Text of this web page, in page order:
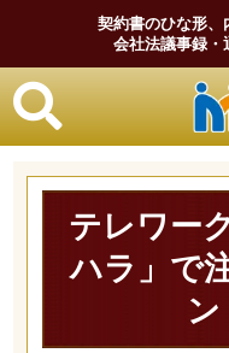
契約書のひな形、
会社法議事録・
テレワー
ハラ」で
ン